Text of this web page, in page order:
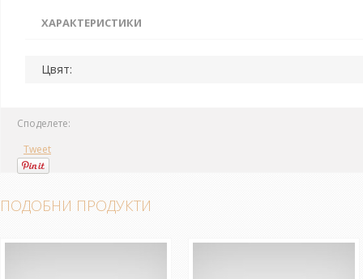
ХАРАКТЕРИСТИКИ
Цвят:
Споделете:
Tweet
ПОДОБНИ ПРОДУКТИ